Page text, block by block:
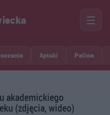
☰
Apteki Paliwa
akademickiego
(zdjęcia, wideo)